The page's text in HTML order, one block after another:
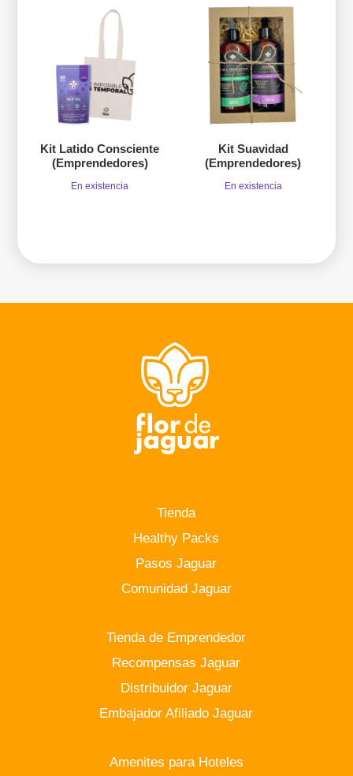
Kit Latido Consciente
(Emprendedores)
En existencia
Kit Suavidad
(Emprendedores)
En existencia
Tienda
Healthy Packs
Pasos Jaguar
Comunidad Jaguar
Tienda de Emprendedor
Recompensas Jaguar
Distribuidor Jaguar
Embajador Afiliado Jaguar
Amenites para Hoteles